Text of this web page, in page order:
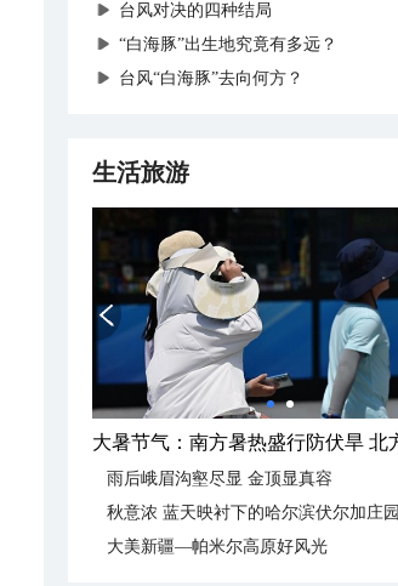
台风对决的四种结局
“白海豚”出生地究竟有多远？
台风“白海豚”去向何方？
生活旅游
雨后峨眉沟壑尽显 金顶显真容
秋意浓 蓝天映衬下的哈尔滨伏尔加庄园
大美新疆—帕米尔高原好风光